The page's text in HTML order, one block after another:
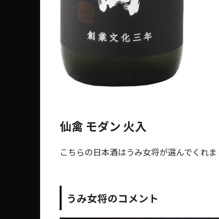
仙禽 モダン 火入
こちらの日本酒はうみ女将が選んでくれ
うみ女将のコメント